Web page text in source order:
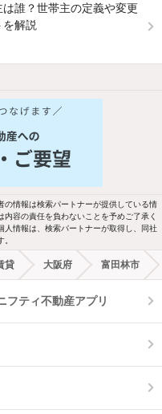
誰？世帯主の定義や変更
解説
す！
2階以上
ペット相談
独立洗面台
都市ガス
オートロック
の情報は検索パートナーが提供している情
容の責任を負わないことを予めご了承く
情報は、検索パートナーが取得し、同社
貸 大阪府 富田林市
フティ不動産アプリ